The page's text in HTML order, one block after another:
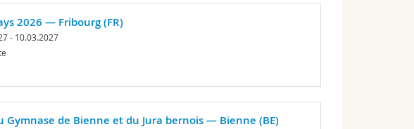
2026 — Fribourg (FR)
- 10.03.2027
Gymnase de Bienne et du Jura bernois — Bienne (BE)